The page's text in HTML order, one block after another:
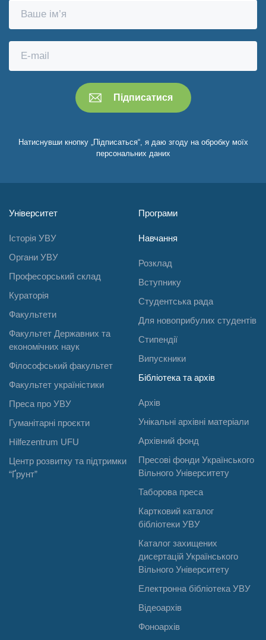
Натиснувши кнопку „Підписаться“, я даю згоду на обробку моїх
персональних даних
Університет
Історія УВУ
Органи УВУ
Професорський склад
Кураторія
Факультети
Факультет Державних та
економічних наук
Філософський факультет
Факультет україністики
Преса про УВУ
Гуманітарні проєкти
Hilfezentrum UFU
Центр розвитку та підтримки
“Ґрунт”
Програми
Навчання
Розклад
Вступнику
Студентська рада
Для новоприбулих студентів
Стипендії
Випускники
Бібліотека та архів
Архів
Унікальні архівні матеріали
Архівний фонд
Пресові фонди Українського
Вільного Університету
Таборова преса
Картковий каталог
бібліотеки УВУ
Каталог захищених
дисертацій Українського
Вільного Університету
Електронна бібліотека УВУ
Відеоархів
Фоноархів